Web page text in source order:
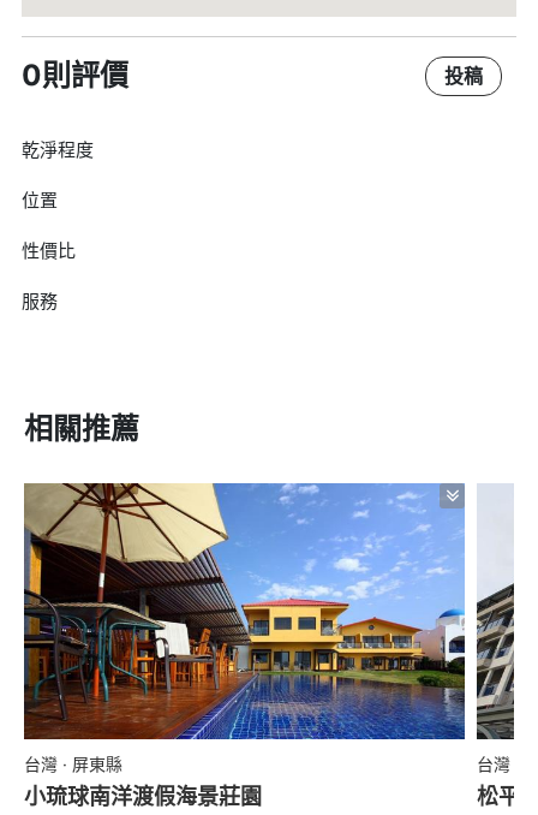
0則評價 投稿
乾淨程度
位置
性價比
服務
相關推薦
台灣 · 屏東縣
小琉球南洋渡假海景莊園
台灣 ·
松平